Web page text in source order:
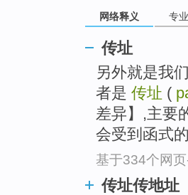
网络释义 专
传址
另外就是我
者是 传址 (
差异】,主要
会受到函式
基于334个网页
传址传地址